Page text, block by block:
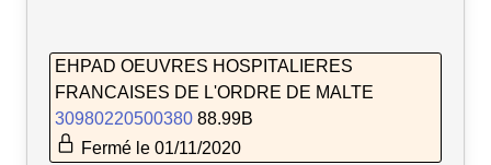
EHPAD OEUVRES HOSPITALIERES
FRANCAISES DE L'ORDRE DE MALTE
30980220500380 88.99B
Fermé le 01/11/2020